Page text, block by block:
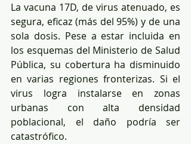
La vacuna 17D, de virus atenuado, es
segura, eficaz (más del 95%) y de una
sola dosis. Pese a estar incluida en
los esquemas del Ministerio de Salud
Pública, su cobertura ha disminuido
en varias regiones fronterizas. Si el
virus logra instalarse en zonas
urbanas con alta densidad
poblacional, el daño podría ser
catastrófico.